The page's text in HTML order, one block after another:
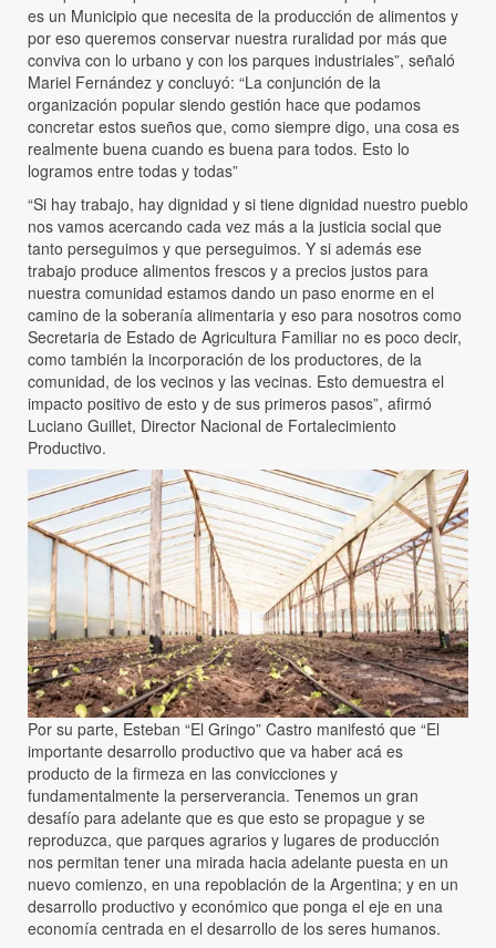
es un Municipio que necesita de la producción de alimentos y
por eso queremos conservar nuestra ruralidad por más que
conviva con lo urbano y con los parques industriales”, señaló
Mariel Fernández y concluyó: “La conjunción de la
organización popular siendo gestión hace que podamos
concretar estos sueños que, como siempre digo, una cosa es
realmente buena cuando es buena para todos. Esto lo
logramos entre todas y todas”
“Si hay trabajo, hay dignidad y si tiene dignidad nuestro pueblo
nos vamos acercando cada vez más a la justicia social que
tanto perseguimos y que perseguimos. Y si además ese
trabajo produce alimentos frescos y a precios justos para
nuestra comunidad estamos dando un paso enorme en el
camino de la soberanía alimentaria y eso para nosotros como
Secretaria de Estado de Agricultura Familiar no es poco decir,
como también la incorporación de los productores, de la
comunidad, de los vecinos y las vecinas. Esto demuestra el
impacto positivo de esto y de sus primeros pasos”, afirmó
Luciano Guillet, Director Nacional de Fortalecimiento
Productivo.
Por su parte, Esteban “El Gringo” Castro manifestó que “El
importante desarrollo productivo que va haber acá es
producto de la firmeza en las convicciones y
fundamentalmente la perserverancia. Tenemos un gran
desafío para adelante que es que esto se propague y se
reproduzca, que parques agrarios y lugares de producción
nos permitan tener una mirada hacia adelante puesta en un
nuevo comienzo, en una repoblación de la Argentina; y en un
desarrollo productivo y económico que ponga el eje en una
economía centrada en el desarrollo de los seres humanos.